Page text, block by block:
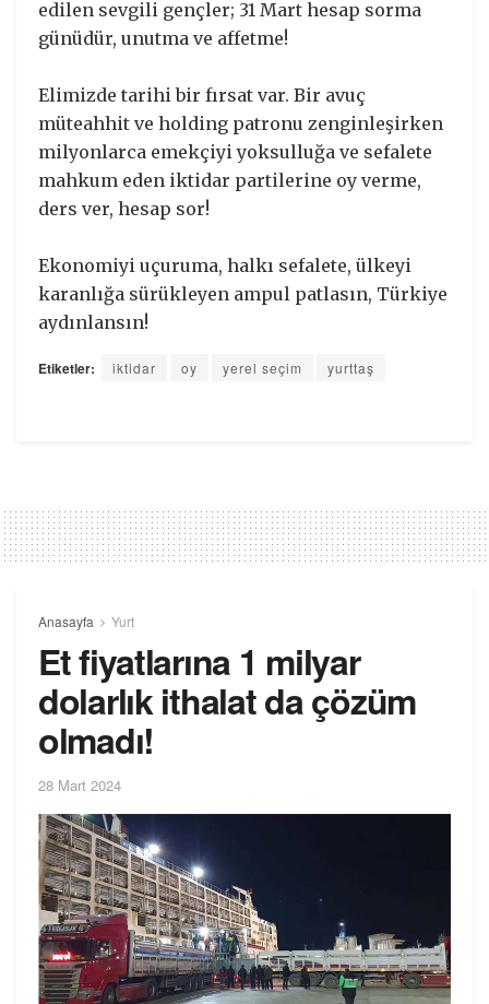
edilen sevgili gençler; 31 Mart hesap sorma
günüdür, unutma ve affetme!
Elimizde tarihi bir fırsat var. Bir avuç
müteahhit ve holding patronu zenginleşirken
milyonlarca emekçiyi yoksulluğa ve sefalete
mahkum eden iktidar partilerine oy verme,
ders ver, hesap sor!
Ekonomiyi uçuruma, halkı sefalete, ülkeyi
karanlığa sürükleyen ampul patlasın, Türkiye
aydınlansın!
Etiketler: iktidar oy yerel seçim yurttaş
Anasayfa Yurt
Et fiyatlarına 1 milyar
dolarlık ithalat da çözüm
olmadı!
28 Mart 2024